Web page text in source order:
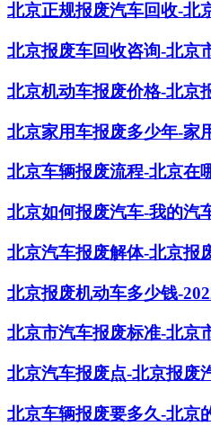
北京正规报废汽车回收-北
北京报废车回收咨询-北京
北京机动车报废价格-北京
北京家用车报废多少年-家
北京车辆报废流程-北京在
北京如何报废汽车-我的汽
北京汽车报废解体-北京报
北京报废机动车多少钱-
北京市汽车报废标准-北京
北京汽车报废点-北京报废
北京车辆报废要多久-北京